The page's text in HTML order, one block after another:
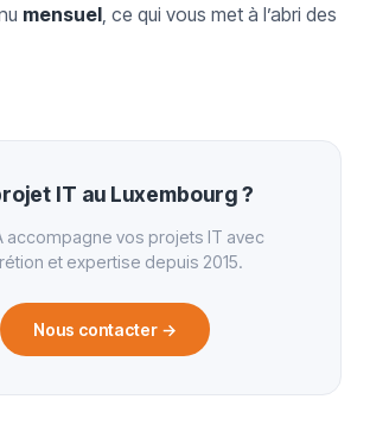
mensuel , ce qui vous met à l’abri des
IT au Luxembourg ?
accompagne vos projets IT avec
et expertise depuis 2015.
Nous contacter→